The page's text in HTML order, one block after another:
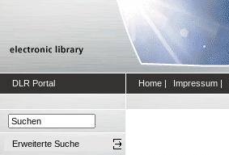
DLR Portal Home | Impressum |
Erweiterte Suche